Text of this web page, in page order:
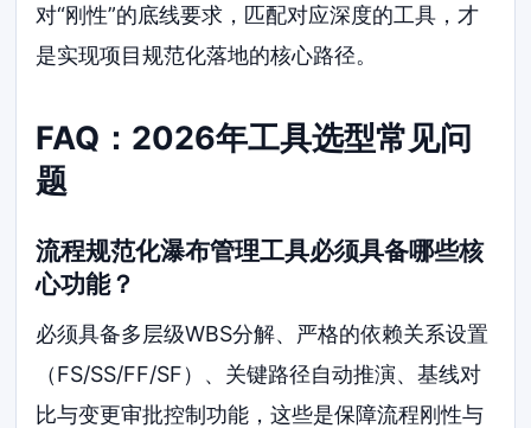
对“刚性”的底线要求，匹配对应深度的工具，才
是实现项目规范化落地的核心路径。
FAQ：2026年工具选型常见问
题
流程规范化瀑布管理工具必须具备哪些核
心功能？
必须具备多层级WBS分解、严格的依赖关系设置
（FS/SS/FF/SF）、关键路径自动推演、基线对
比与变更审批控制功能，这些是保障流程刚性与